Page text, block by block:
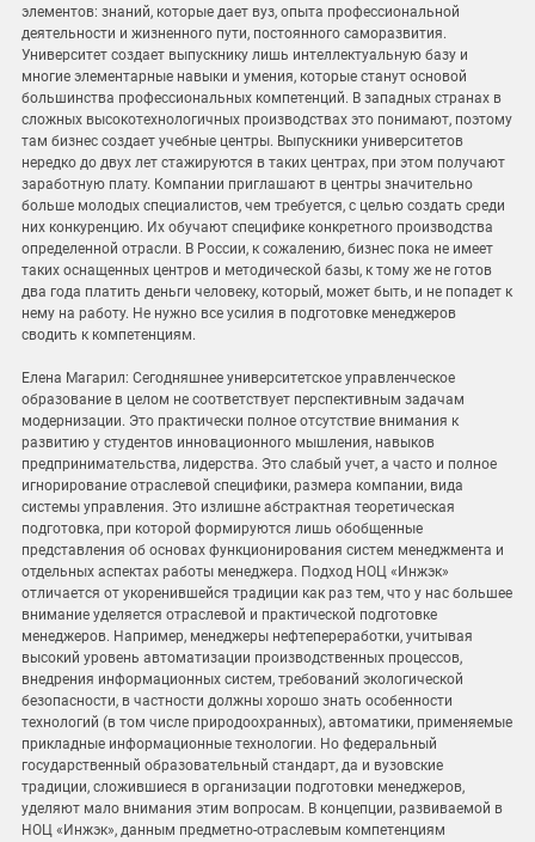
элементов: знаний, которые дает вуз, опыта профессиональной
деятельности и жизненного пути, постоянного саморазвития.
Университет создает выпускнику лишь интеллектуальную базу и
многие элементарные навыки и умения, которые станут основой
большинства профессиональных компетенций. В западных странах в
сложных высокотехнологичных производствах это понимают, поэтому
там бизнес создает учебные центры. Выпускники университетов
нередко до двух лет стажируются в таких центрах, при этом получают
заработную плату. Компании приглашают в центры значительно
больше молодых специалистов, чем требуется, с целью создать среди
них конкуренцию. Их обучают специфике конкретного производства
определенной отрасли. В России, к сожалению, бизнес пока не имеет
таких оснащенных центров и методической базы, к тому же не готов
два года платить деньги человеку, который, может быть, и не попадет к
нему на работу. Не нужно все усилия в подготовке менеджеров
сводить к компетенциям.
Елена Магарил: Сегодняшнее университетское управленческое
образование в целом не соответствует перспективным задачам
модернизации. Это практически полное отсутствие внимания к
развитию у студентов инновационного мышления, навыков
предпринимательства, лидерства. Это слабый учет, а часто и полное
игнорирование отраслевой специфики, размера компании, вида
системы управления. Это излишне абстрактная теоретическая
подготовка, при которой формируются лишь обобщенные
представления об основах функционирования систем менеджмента и
отдельных аспектах работы менеджера. Подход НОЦ «Инжэк»
отличается от укоренившейся традиции как раз тем, что у нас большее
внимание уделяется отраслевой и практической подготовке
менеджеров. Например, менеджеры нефтепереработки, учитывая
высокий уровень автоматизации производственных процессов,
внедрения информационных систем, требований экологической
безопасности, в частности должны хорошо знать особенности
технологий (в том числе природоохранных), автоматики, применяемые
прикладные информационные технологии. Но федеральный
государственный образовательный стандарт, да и вузовские
традиции, сложившиеся в организации подготовки менеджеров,
уделяют мало внимания этим вопросам. В концепции, развиваемой в
НОЦ «Инжэк», данным предметно-отраслевым компетенциям